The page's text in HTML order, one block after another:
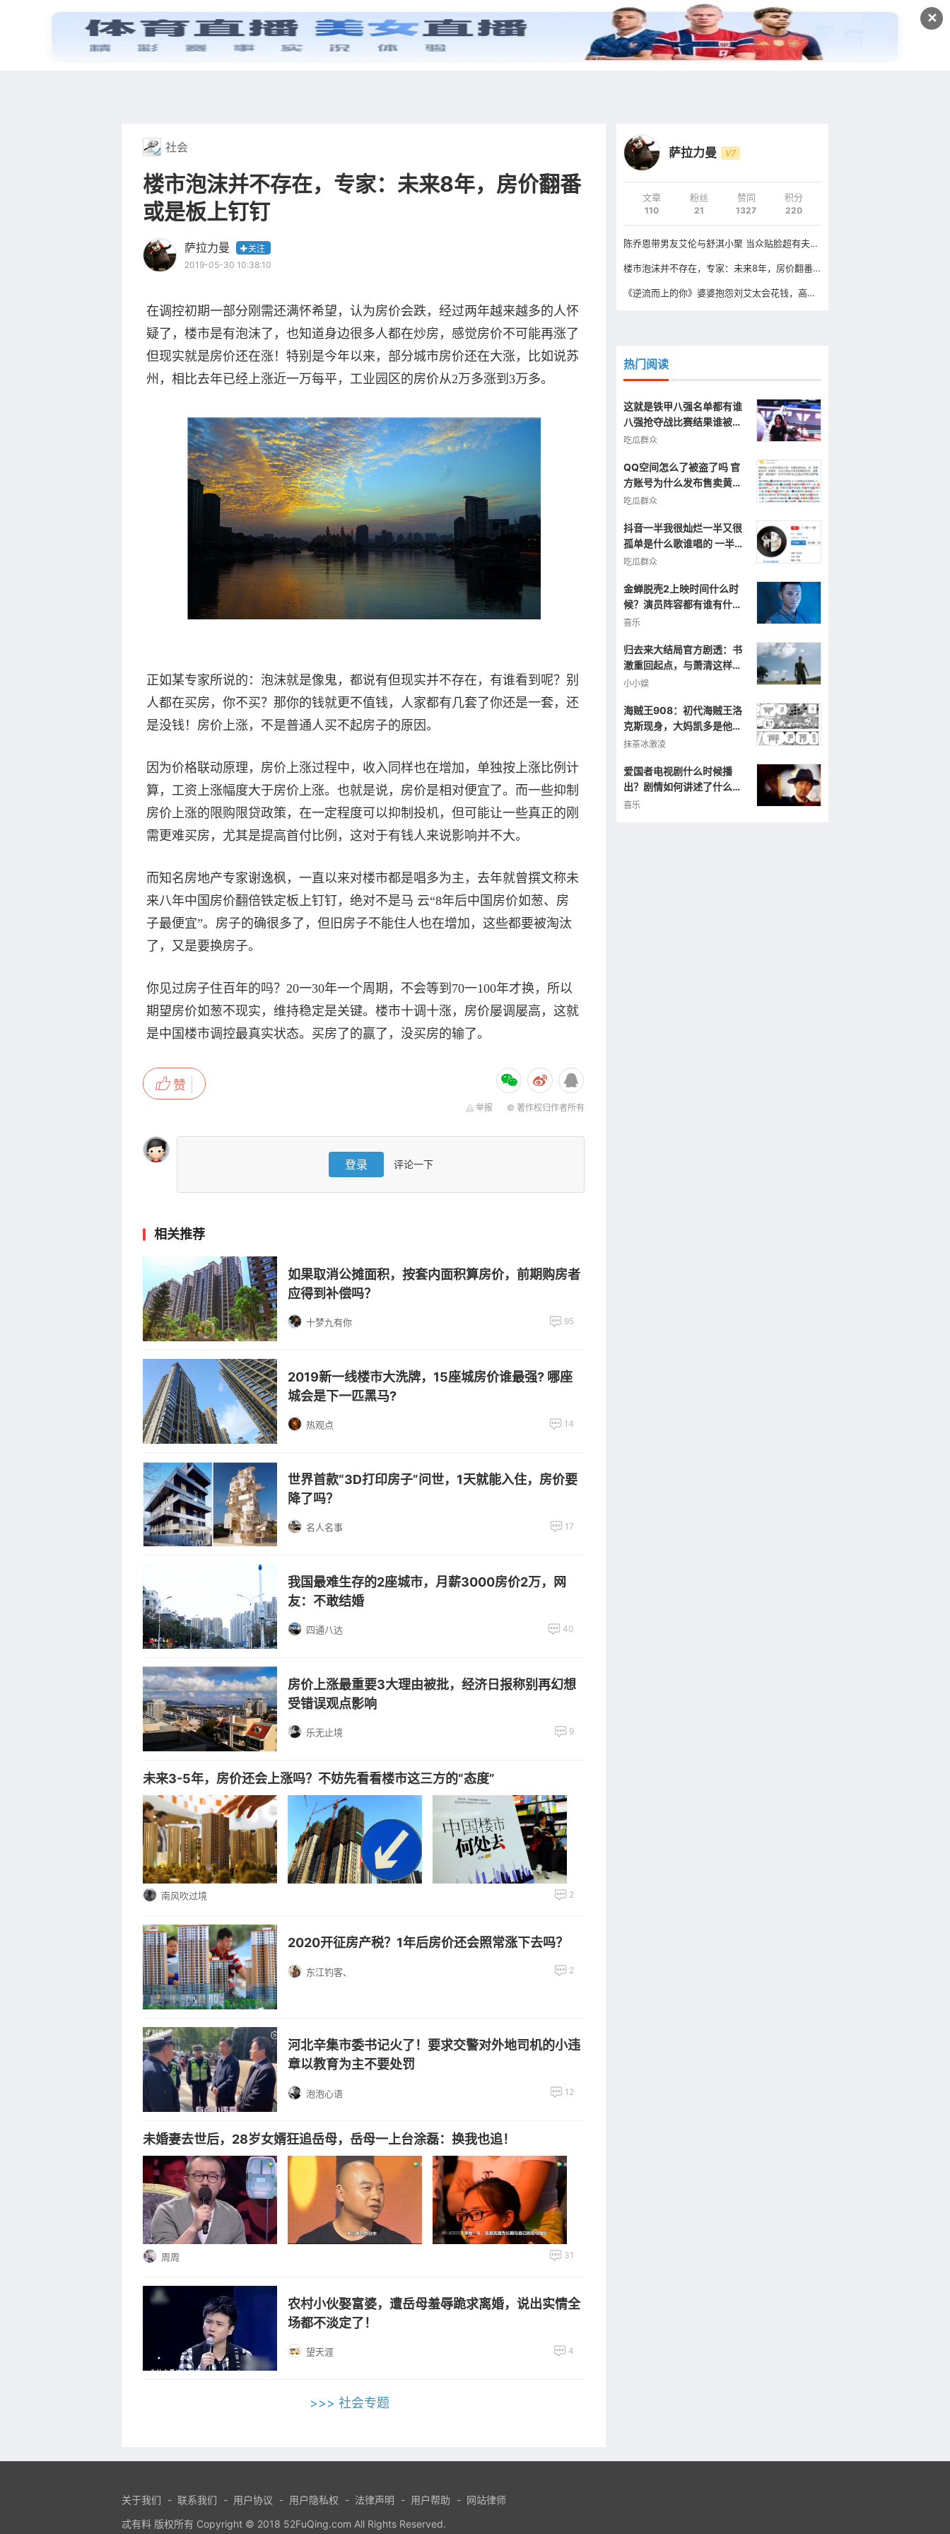
✕
首页 电视剧 综艺 抖音 更多 发文 登录 注册
社会
楼市泡沫并不存在，专家：未来8年，房价翻番
或是板上钉钉
萨拉力曼
关注
2019-05-30 10:38:10
在调控初期一部分刚需还满怀希望，认为房价会跌，经过两年越来越多的人怀
疑了，楼市是有泡沫了，也知道身边很多人都在炒房，感觉房价不可能再涨了
但现实就是房价还在涨！特别是今年以来，部分城市房价还在大涨，比如说苏
州，相比去年已经上涨近一万每平，工业园区的房价从2万多涨到3万多。
正如某专家所说的：泡沫就是像鬼，都说有但现实并不存在，有谁看到呢？别
人都在买房，你不买？那你的钱就更不值钱，人家都有几套了你还是一套，还
是没钱！房价上涨，不是普通人买不起房子的原因。
因为价格联动原理，房价上涨过程中，收入同样也在增加，单独按上涨比例计
算，工资上涨幅度大于房价上涨。也就是说，房价是相对便宜了。而一些抑制
房价上涨的限购限贷政策，在一定程度可以抑制投机，但可能让一些真正的刚
需更难买房，尤其是提高首付比例，这对于有钱人来说影响并不大。
而知名房地产专家谢逸枫，一直以来对楼市都是唱多为主，去年就曾撰文称未
来八年中国房价翻倍铁定板上钉钉，绝对不是马 云“8年后中国房价如葱、房
子最便宜”。房子的确很多了，但旧房子不能住人也在增加，这些都要被淘汰
了，又是要换房子。
你见过房子住百年的吗？20一30年一个周期，不会等到70一100年才换，所以
期望房价如葱不现实，维持稳定是关键。楼市十调十涨，房价屡调屡高，这就
是中国楼市调控最真实状态。买房了的赢了，没买房的输了。
赞
© 著作权归作者所有
举报
登录 评论一下
相关推荐
如果取消公摊面积，按套内面积算房价，前期购房者
应得到补偿吗？
十梦九有你 95
2019新一线楼市大洗牌，15座城房价谁最强? 哪座
城会是下一匹黑马?
热观点 14
世界首款“3D打印房子”问世，1天就能入住，房价要
降了吗？
名人名事 17
我国最难生存的2座城市，月薪3000房价2万，网
友：不敢结婚
四通八达 40
房价上涨最重要3大理由被批，经济日报称别再幻想
受错误观点影响
乐无止境 9
未来3-5年，房价还会上涨吗？不妨先看看楼市这三方的“态度”
南风吹过境 2
2020开征房产税？1年后房价还会照常涨下去吗？
东江钓客、 2
河北辛集市委书记火了！要求交警对外地司机的小违
章以教育为主不要处罚
泡泡心语 12
未婚妻去世后，28岁女婿狂追岳母，岳母一上台涂磊：换我也追！
周周 31
农村小伙娶富婆，遭岳母羞辱跪求离婚，说出实情全
场都不淡定了！
望天涯 4
>>> 社会专题
萨拉力曼 V7
文章
110
粉丝
21
赞同
1327
积分
220
陈乔恩带男友艾伦与舒淇小聚 当众贴脸超有夫妻相
楼市泡沫并不存在，专家：未来8年，房价翻番或是板上钉钉
《逆流而上的你》婆婆抱怨刘艾太会花钱，高红梅护犊子甩钱走人
热门阅读
这就是铁甲八强名单都有谁
八强抢夺战比赛结果谁被淘
汰了
吃瓜群众
QQ空间怎么了被盗了吗 官
方账号为什么发布售卖黄色
图片视频信息
吃瓜群众
抖音一半我很灿烂一半又很
孤单是什么歌谁唱的 一半一
半完整歌词
吃瓜群众
金蝉脱壳2上映时间什么时
候？演员阵容都有谁有什么
看点呢？
喜乐
归去来大结局官方剧透：书
澈重回起点，与萧清这样重
逢
小小娱
海贼王908：初代海贼王洛
克斯现身，大妈凯多是他的
小弟，曾打败罗杰！
抹茶冰激凌
爱国者电视剧什么时候播
出？剧情如何讲述了什么样
的故事？
喜乐
关于我们 - 联系我们 - 用户协议 - 用户隐私权 - 法律声明 - 用户帮助 - 网站律师
忒有料 版权所有 Copyright © 2018 52FuQing.com All Rights Reserved.